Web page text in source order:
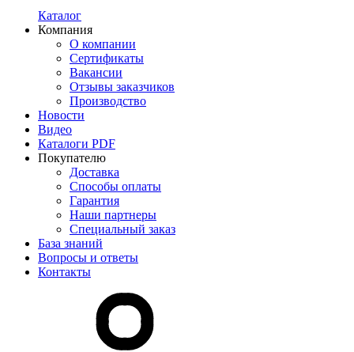
Каталог
Компания
О компании
Сертификаты
Вакансии
Отзывы заказчиков
Производство
Новости
Видео
Каталоги PDF
Покупателю
Доставка
Способы оплаты
Гарантия
Наши партнеры
Специальный заказ
База знаний
Вопросы и ответы
Контакты